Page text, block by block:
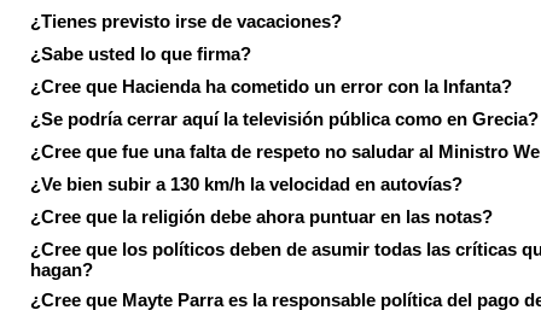
¿Tienes previsto irse de vacaciones?
¿Sabe usted lo que firma?
¿Cree que Hacienda ha cometido un error con la Infanta?
¿Se podría cerrar aquí la televisión pública como en Grecia?
¿Cree que fue una falta de respeto no saludar al Ministro
¿Ve bien subir a 130 km/h la velocidad en autovías?
¿Cree que la religión debe ahora puntuar en las notas?
¿Cree que los políticos deben de asumir todas las críticas
hagan?
¿Cree que Mayte Parra es la responsable política del pago